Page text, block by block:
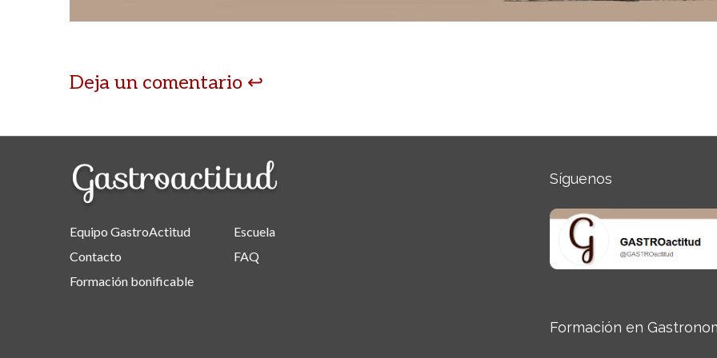
Deja un comentario
Equipo GastroActitud
Contacto
Formación bonificable
Escuela
FAQ
Síguenos
Formación en